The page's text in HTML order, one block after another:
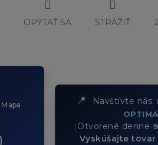
OPÝTAŤ SA STRÁŽIŤ
📍 Navštívte nás:
Otvorené denne
Vyskúšajte